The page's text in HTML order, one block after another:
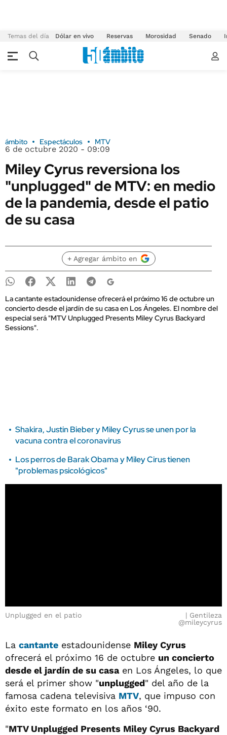
Temas del día Dólar en vivo Reservas Morosidad Senado
ámbito Espectáculos MTV
6 de octubre 2020 - 09:09
Miley Cyrus reversiona los
"unplugged" de MTV: en medio
de la pandemia, desde el patio
de su casa
+ Agregar ámbito en
La cantante estadounidense ofrecerá el próximo 16 de octubre un
concierto desde el jardín de su casa en Los Ángeles. El nombre del
especial será "MTV Unplugged Presents Miley Cyrus Backyard
Sessions".
Shakira, Justin Bieber y Miley Cyrus se unen por la
vacuna contra el coronavirus
Los perros de Barak Obama y Miley Cirus tienen
"problemas psicológicos"
Unplugged en el patio
Gentileza
@mileycyrus
La cantante estadounidense Miley Cyrus
ofrecerá el próximo 16 de octubre un concierto
desde el jardín de su casaen Los Ángeles, lo que
será el primer show "unplugged" del año de la
famosa cadena televisiva MTV, que impuso con
éxito este formato en los años ‘90.
"MTV Unplugged Presents Miley Cyrus Backyard